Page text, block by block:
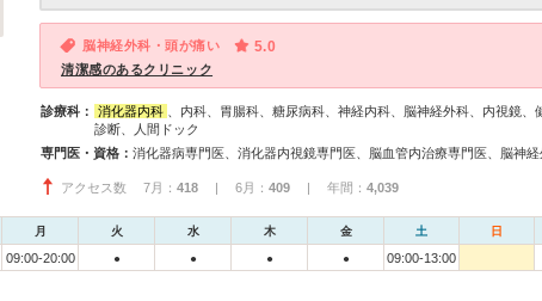
脳神経外科・頭が痛い 5.0
清潔感のあるクリニック
診療科： 消化器内科
、内科、胃腸科、糖尿病科、神経内科、脳神経外科、内視鏡、
診断、人間ドック
専門医・資格：
アクセス数 7月： 418 | 6月： 409 | 年間： 4,039
月 火 水 木 金 土 日
09:00-20:00 ● ● ● ● 09:00-13:00